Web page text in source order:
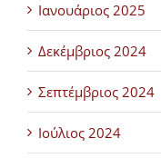
Ιανουάριος 2025
Δεκέμβριος 2024
Σεπτέμβριος 2024
Ιούλιος 2024